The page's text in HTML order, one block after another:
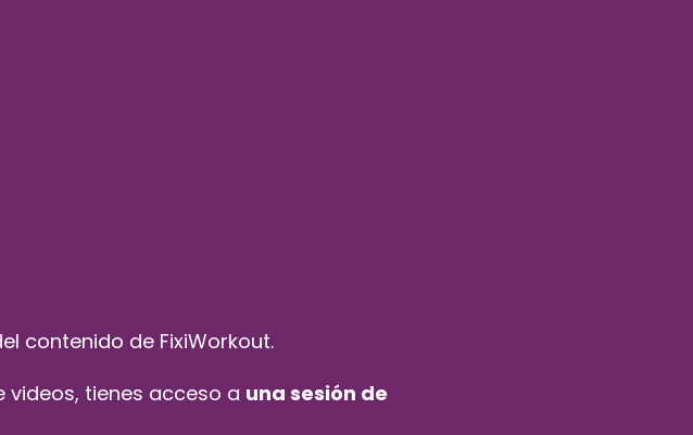
contenido de FixiWorkout.
tienes acceso a una sesión de